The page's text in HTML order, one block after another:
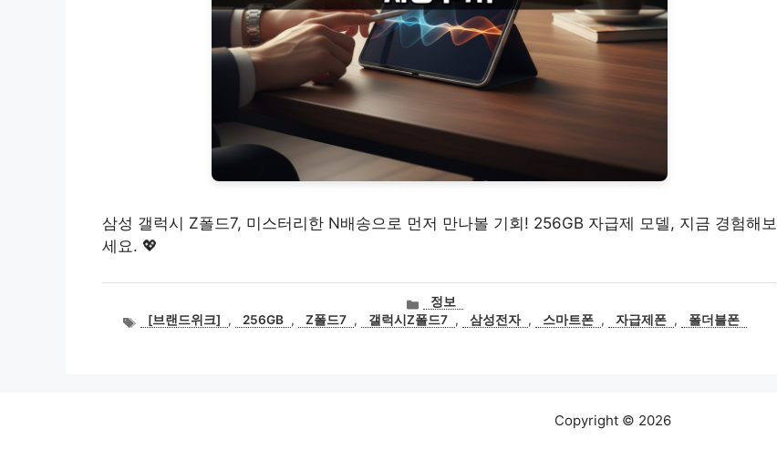
삼성 갤럭시 Z폴드7, 미스터리한 N배송으로 먼저 만나볼 기회! 256GB 자급제 모델, 지금 경험해보
세요. 💖
카
테
정보
태[브랜드위크] , 256GB , Z폴드7 , 갤럭시Z폴드7 , 삼성전자 , 스마트폰 , 자급제폰 , 폴더블폰
Copyright © 2026